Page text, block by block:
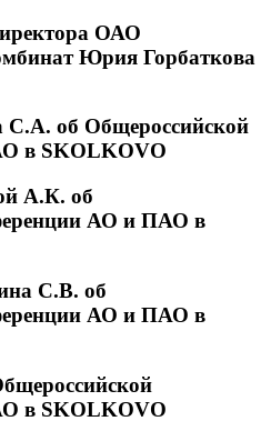
ОАО
Юрия Горбаткова
С.А. об Общероссийской
в SKOLKOVO
А.К. об
АО и ПАО в
С.В. об
АО и ПАО в
в SKOLKOVO